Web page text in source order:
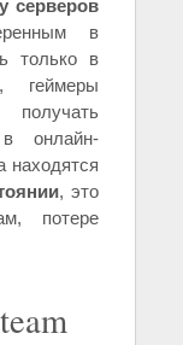
серверов
в
только в
геймеры
получать
онлайн-
находятся
, это
потере